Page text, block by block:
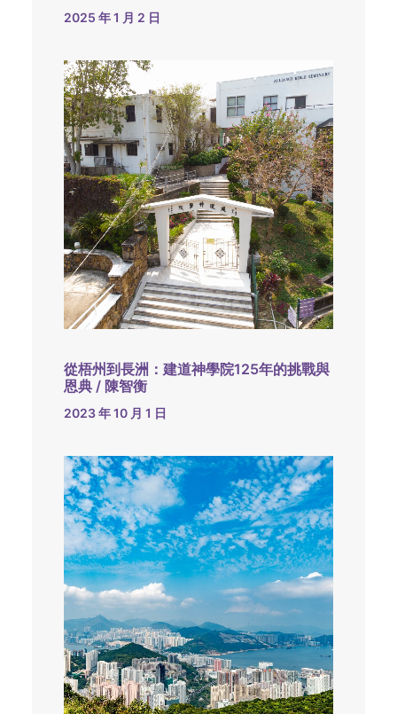
2025 年 1 月 2 日
從梧州到長洲：建道神學院125年的挑戰與
恩典 / 陳智衡
2023 年 10 月 1 日